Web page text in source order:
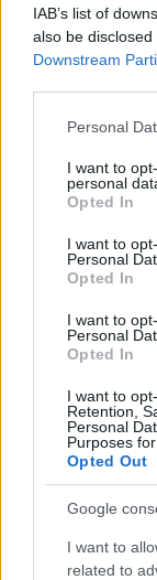
IAB’s list of
also be
Downstream
Please note that
not limited to
grant or deny
use your data
consent section.
Personal
I want to
personal
Opted In
I want to
Personal
Opted In
I want to
Personal
Opted In
I want to
Retention,
Personal
Purposes
Opted Out
Google
I want to
related to
Condividi
F
a
ce
b
o
o
k
T
w
it
te
r
NOTIZIE RECENTI